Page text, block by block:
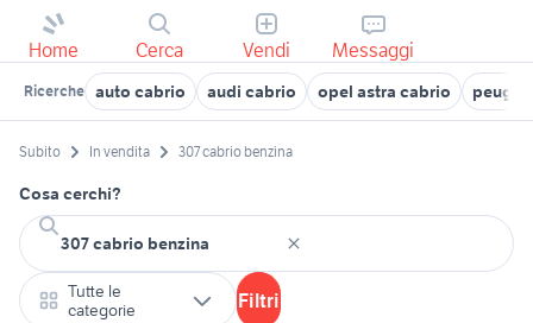
Home Cerca Vendi Messaggi
Ricerche auto cabrio audi cabrio opel astra cabrio
Subito In vendita 307 cabrio benzina
Cosa cerchi?
Tutte le
categorie
Filtri